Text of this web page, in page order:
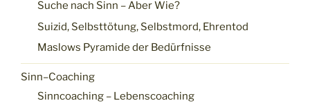
Suche nach Sinn – Aber Wie?
Suizid, Selbsttötung, Selbstmord, Ehrentod
Maslows Pyramide der Bedürfnisse
Sinn–Coaching
Sinncoaching – Lebenscoaching